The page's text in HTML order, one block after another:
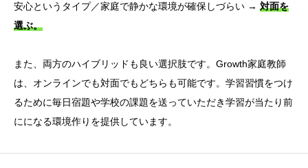
安心というタイプ／家庭で静かな環境が確保しづらい → 対面を
選ぶ。
また、両方のハイブリッドも良い選択肢です。Growth家庭教師
は、オンラインでも対面でもどちらも可能です。学習習慣をつけ
るために毎日宿題や学校の課題を送っていただき学習が当たり前
にになる環境作りを提供しています。